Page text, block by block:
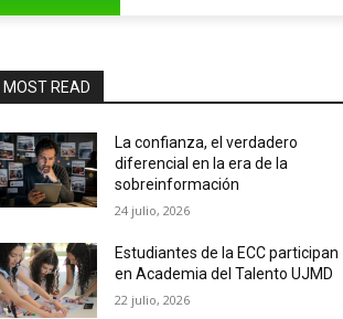
MOST READ
La confianza, el verdadero
diferencial en la era de la
sobreinformación
24 julio, 2026
Estudiantes de la ECC participan
en Academia del Talento UJMD
22 julio, 2026